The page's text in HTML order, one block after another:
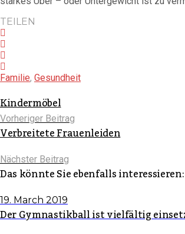
TEILEN
Familie, Gesundheit
Kindermöbel
Vorheriger Beitrag
Verbreitete Frauenleiden
Nächster Beitrag
Das könnte Sie ebenfalls interessieren:
19. March 2019
Der Gymnastikball ist vielfältig